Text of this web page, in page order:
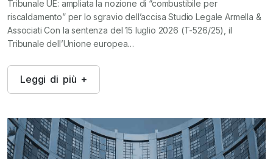
Tribunale UE: ampliata la nozione di “combustibile per
riscaldamento” per lo sgravio dell’accisa Studio Legale Armella &
Associati Con la sentenza del 15 luglio 2026 (T-526/25), il
Tribunale dell’Unione europea…
Leggi di più +